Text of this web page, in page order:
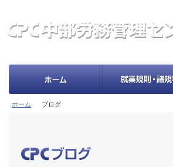
ホーム ブログ